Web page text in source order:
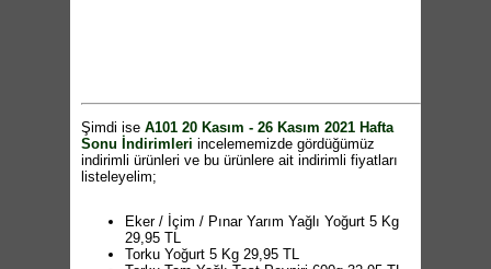
Piranha Akıllı Bileklik 69,95 TL
Piranha USB Dual Kablo 14,95 TL
Piranha Duvar Şarjı 22,95 TL
Piranha 2011 Kulak İçi Kulaklık 11,95 TL
Piranha 20.000 mAh 18W Yüksek Hızlı TYPE-
C Powerbank 149 TL
Brita Maxtra+ Yedek Filtre 2'li 69,95 TL
Brita Marella XL Filtre Sürahi-Mavi 99,95 TL
Lumnarc Opal Kupa 255cc 9,95 TL
Luminarc Servis Tabağı 27cm 8,95 TL
Şimdi ise A101 20 Kasım - 26 Kasım 2021 Hafta
Sonu İndirimleri incelememizde gördüğümüz
indirimli ürünleri ve bu ürünlere ait indirimli fiyatları
listeleyelim;
Eker / İçim / Pınar Yarım Yağlı Yoğurt 5 Kg
29,95 TL
Torku Yoğurt 5 Kg 29,95 TL